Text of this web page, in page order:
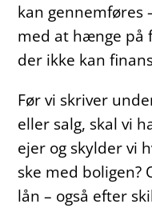
kan gennemføres
med at hænge på
der ikke kan
Før vi skriver
eller salg, skal vi
ejer og skylder vi
ske med boligen?
lån – også efter